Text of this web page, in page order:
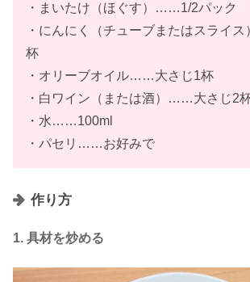
・まいたけ（ほぐす）……1/2パック
・にんにく（チューブまたはスライ
杯
・オリーブオイル……大さじ1杯
・白ワイン（または酒）……大さじ2
・水……100ml
・パセリ……お好みで
作り方
1. 具材を炒める